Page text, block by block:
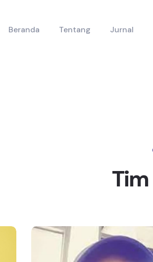
Beranda Tentang Jurnal
Tim